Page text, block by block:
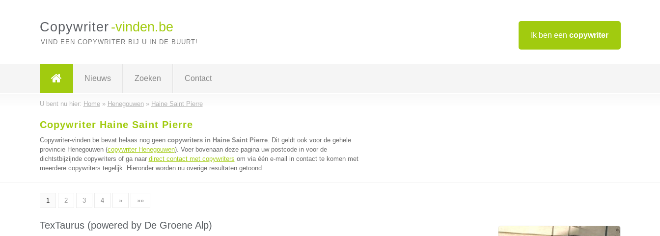
Ik ben een copywriter
Copywriter -vinden.be
VIND EEN COPYWRITER BIJ U IN DE BUURT!
Nieuws Zoeken Contact
U bent nu hier: Home» Henegouwen» Haine Saint Pierre
Copywriter Haine Saint Pierre
Copywriter-vinden.be bevat helaas nog geen copywriters in Haine Saint Pierre. Dit geldt ook voor de gehele
provincie Henegouwen (copywriter Henegouwen). Voer bovenaan deze pagina uw postcode in voor de
dichtstbijzijnde copywriters of ga naar direct contact met copywriters om via één e-mail in contact te komen met
meerdere copywriters tegelijk. Hieronder worden nu overige resultaten getoond.
1 2 3 4 » »»
TexTaurus (powered by De Groene Alp)